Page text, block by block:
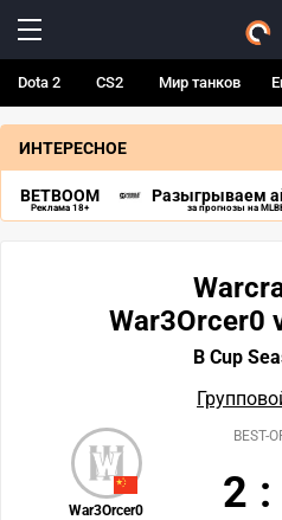
Dota 2 CS2 Мир танков
ИНТЕРЕСНОЕ
BETBOOM
Реклама 18+
Разыгрываем
за прогнозы на
War3Orcer0
B Cup
War3Orcer0
BEST-
2 :